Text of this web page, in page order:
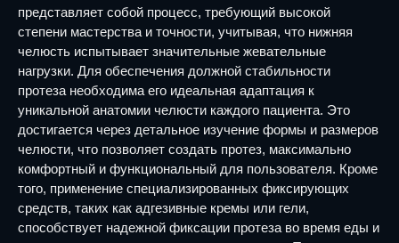
представляет собой процесс, требующий высокой
степени мастерства и точности, учитывая, что нижняя
челюсть испытывает значительные жевательные
нагрузки. Для обеспечения должной стабильности
протеза необходима его идеальная адаптация к
уникальной анатомии челюсти каждого пациента. Это
достигается через детальное изучение формы и размеров
челюсти, что позволяет создать протез, максимально
комфортный и функциональный для пользователя. Кроме
того, применение специализированных фиксирующих
средств, таких как адгезивные кремы или гели,
способствует надежной фиксации протеза во время еды и